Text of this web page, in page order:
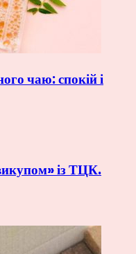
чаю: спокій і
із ТЦК.